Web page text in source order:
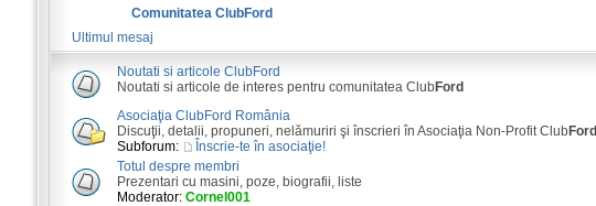
Comunitatea ClubFord
Ultimul mesaj
Noutati si articole ClubFord
Noutati si articole de interes pentru comunitatea ClubFord
Asociaţia ClubFord România
Discuţii, detalii, propuneri, nelămuriri şi înscrieri în Asociaţia Non-Profit ClubFord
Subforum:
Înscrie-te în asociaţie!
Totul despre membri
Prezentari cu masini, poze, biografii, liste
Moderator: Cornel001